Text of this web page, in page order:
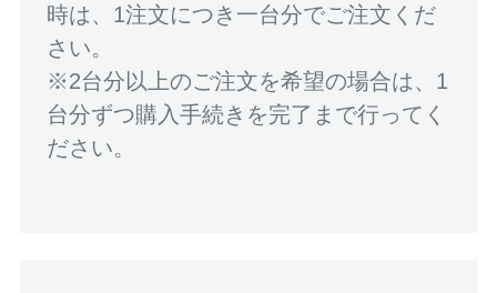
時は、1注文につき一台分でご注文くだ
さい。
※2台分以上のご注文を希望の場合は、1
台分ずつ購入手続きを完了まで行ってく
ださい。